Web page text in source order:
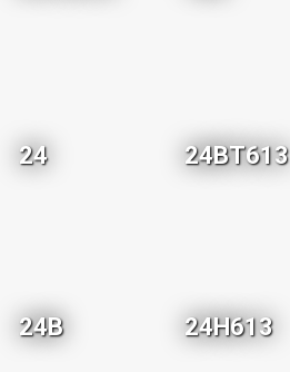
24 24BT613
24B 24H613